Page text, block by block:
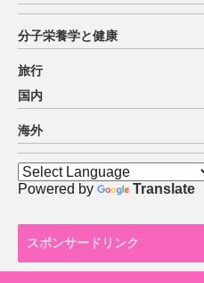
分子栄養学と健康
旅行
国内
海外
Powered by Translate
スポンサードリンク